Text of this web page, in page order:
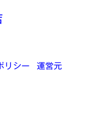
リシー 運営元